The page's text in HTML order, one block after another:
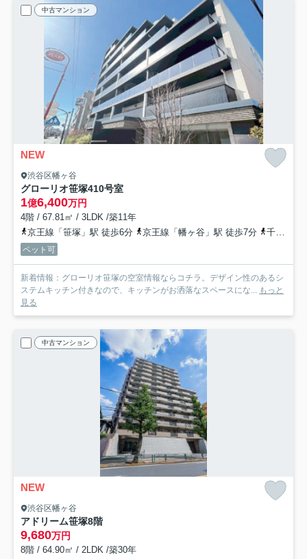
中古マンション
NEW
渋谷区幡ヶ谷
グローリオ笹塚410号室
1億6,400万円
4階 / 67.81㎡ / 3LDK /築11年
京王線「笹塚」駅 徒歩6分
京王線「幡ヶ谷」駅 徒歩7分 千代田線「代々木上原」駅 徒歩14分
ペット可
新着情報：グローリオ笹塚の空室情報ならコチラ。デザイン性のあるシ
ステムキッチン付きなので、キッチンがお洒落なスペースにな... もっと
見る
中古マンション
NEW
渋谷区幡ヶ谷
アドリーム笹塚8階
9,680万円
8階 / 64.90㎡ / 2LDK /築30年